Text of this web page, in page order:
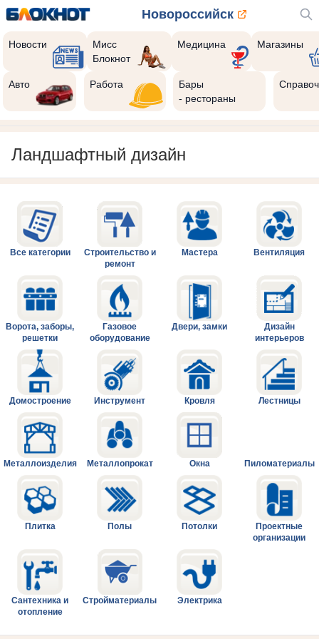
Новороссийск
Новости
Мисс
Блокнот
Медицина Магазины
Авто Работа
Бары
- рестораны
Ландшафтный дизайн
Все категории
Строительство и
ремонт
Мастера Вентиляция
Ворота, заборы,
решетки
Газовое
оборудование
Двери, замки
Дизайн
интерьеров
Домостроение Инструмент Кровля Лестницы
Металлоизделия Металлопрокат Окна Пиломатериалы
Плитка Полы Потолки
Проектные
организации
Сантехника и
отопление
Стройматериалы Электрика